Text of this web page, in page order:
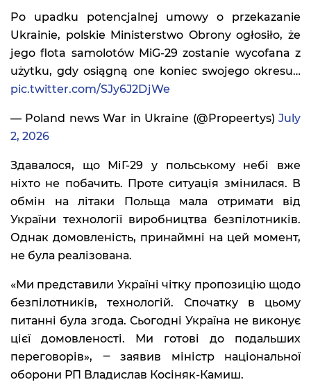
Po upadku potencjalnej umowy o przekazanie
Ukrainie, polskie Ministerstwo Obrony ogłosiło, że
jego flota samolotów MiG-29 zostanie wycofana z
użytku, gdy osiągną one koniec swojego okresu…
pic.twitter.com/SJy6J2DjWe
— Poland news War in Ukraine (@Propeertys) July
2, 2026
Здавалося, що МіГ-29 у польському небі вже
ніхто не побачить. Проте ситуація змінилася. В
обмін на літаки Польща мала отримати від
України технології виробництва безпілотників.
Однак домовленість, принаймні на цей момент,
не була реалізована.
«Ми представили Україні чітку пропозицію щодо
безпілотників, технологій. Спочатку в цьому
питанні була згода. Сьогодні Україна не виконує
цієї домовленості. Ми готові до подальших
переговорів», ‒ заявив міністр національної
оборони РП Владислав Косіняк-Камиш.